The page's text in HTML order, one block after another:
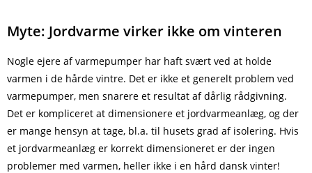
Myte: Jordvarme virker ikke om vinteren
Nogle ejere af varmepumper har haft svært ved at holde
varmen i de hårde vintre. Det er ikke et generelt problem ved
varmepumper, men snarere et resultat af dårlig rådgivning.
Det er kompliceret at dimensionere et jordvarmeanlæg, og der
er mange hensyn at tage, bl.a. til husets grad af isolering. Hvis
et jordvarmeanlæg er korrekt dimensioneret er der ingen
problemer med varmen, heller ikke i en hård dansk vinter!